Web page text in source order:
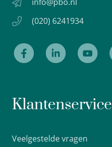
(020) 6241934
Klantenservice
Veelgestelde vragen